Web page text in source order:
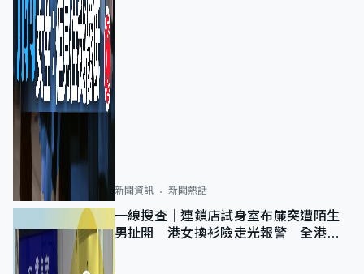
新聞資訊 新聞熱話
一線搜查｜連鎖店試身室布簾突遭陌生
男扯開 港女換衫險走光報警 全港分